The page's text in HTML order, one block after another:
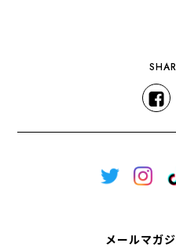
メールマガ